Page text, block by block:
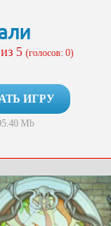
из 5 (голосов: 0)
ИГРУ
Mb